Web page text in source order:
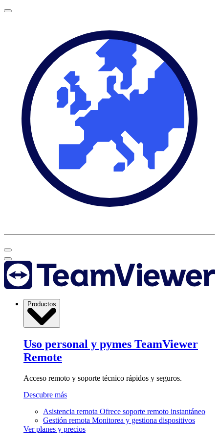
Productos
Uso personal y pymes TeamViewer
Remote
Acceso remoto y soporte técnico rápidos y seguros.
Descubre más
Asistencia remota Ofrece soporte remoto instantáneo
Gestión remota Monitorea y gestiona dispositivos
Ver planes y precios